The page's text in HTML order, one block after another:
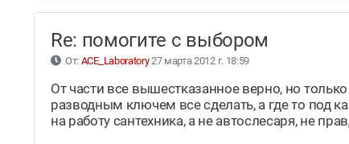
Re: помогите с выбором
От: ACE_Laboratory27 марта 2012 г. 18:59
От части все вышестказанное верно, но
разводным ключем все сделать, а где то под
на работу сантехника, а не автослесаря, не